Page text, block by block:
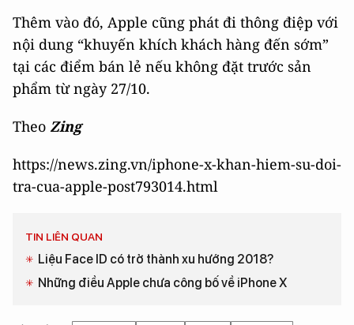
Thêm vào đó, Apple cũng phát đi thông điệp với
nội dung “khuyến khích khách hàng đến sớm”
tại các điểm bán lẻ nếu không đặt trước sản
phẩm từ ngày 27/10.
Theo Zing
https://news.zing.vn/iphone-x-khan-hiem-su-doi-
tra-cua-apple-post793014.html
TIN LIÊN QUAN
Liệu Face ID có trở thành xu hướng 2018?
Những điều Apple chưa công bố về iPhone X